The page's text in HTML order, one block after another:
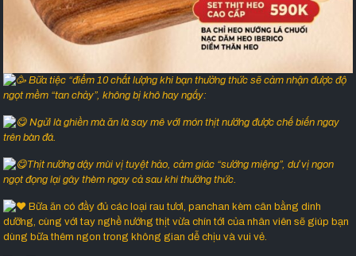
Bữa tiệc “điểm 10 chất lượng khi bạn thưởng thức sẽ cảm nhận được độ
ngọt mềm “tan chảy”, không bị khô hay ngấy:
Ngửi là ghiền mà ăn là say mê với món thịt nướng được chế biến ngay
trên bàn đá.
Thịt nướng dậy mùi vị tuyệt hảo, cảm giác “sướng miệng”, dư vị ngon
ngọt đọng lại gây thèm ngay cả sau khi thưởng thức.
Bữa ăn có đầy đủ các loại rau tươi, panchan kèm cân bằng dinh
dưỡng, cùng với tay nghề nướng thịt vừa chín tới của nhân viên sẽ giúp bạn
dùng bữa thêm ngon trong không gian dễ chịu và vui vẻ.